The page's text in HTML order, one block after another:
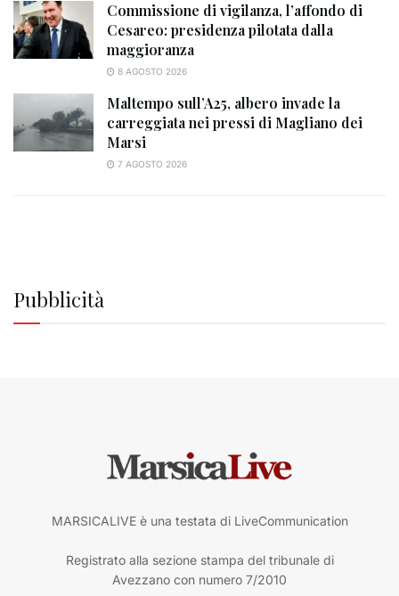
Commissione di vigilanza, l’affondo di
Cesareo: presidenza pilotata dalla
maggioranza
8 AGOSTO 2026
Maltempo sull’A25, albero invade la
carreggiata nei pressi di Magliano dei
Marsi
7 AGOSTO 2026
Pubblicità
MARSICALIVE è una testata di LiveCommunication
Registrato alla sezione stampa del tribunale di
Avezzano con numero 7/2010